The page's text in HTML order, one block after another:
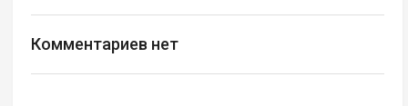
Комментариев нет